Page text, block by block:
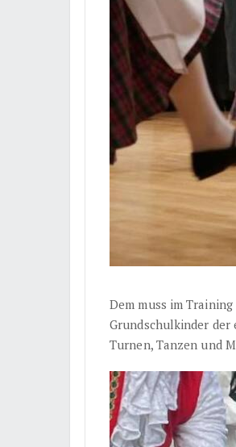
Dem muss im
Grundschulkinder der
Turnen, Tanzen und